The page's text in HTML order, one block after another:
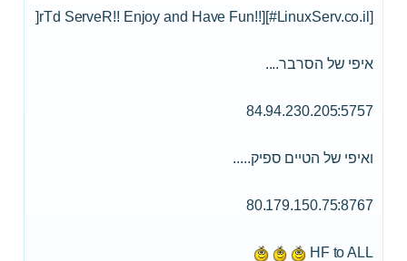
rTd ServeR!! Enjoy and Have Fun!!][#LinuxServ.co.il][
איפי של הסרבר....
84.94.230.205:5757
ואיפי של הטיים ספיק.....
80.179.150.75:8767
HF to ALL